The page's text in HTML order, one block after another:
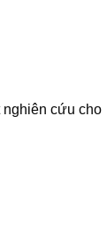
nghiên cứu cho